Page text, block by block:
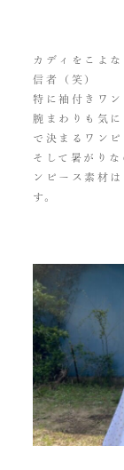
カディをこよ
信者（笑）
特に袖付きワ
腕まわりも気
で決まるワンピ
そして暑がり
ンピース素材
す。